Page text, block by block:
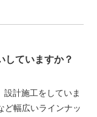
していますか？
設計施工をしていま
ど幅広いラインナッ